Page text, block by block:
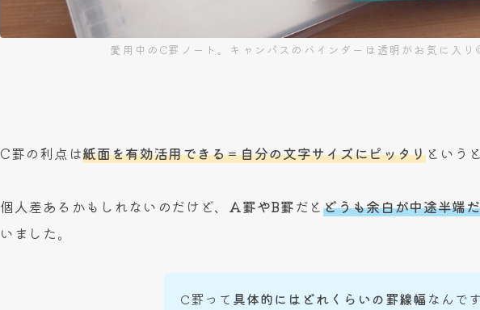
愛用中のC罫ノート。キャンパスのバインダーは透明がお気に入
C罫の利点は紙面を有効活用できる＝自分の文字サイズにピッタリという
個人差あるかもしれないのだけど、 A罫やB罫だとどうも余白が中途半端
いました。
C罫って 具体的にはどれくらいの罫線幅なんで